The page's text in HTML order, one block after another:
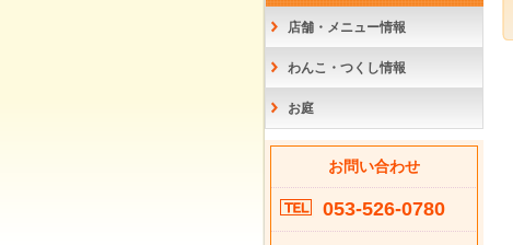
店舗・メニュー情報
わんこ・つくし情報
お庭
お問い合わせ
053-526-0780